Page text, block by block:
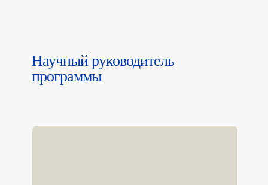
Научный руководитель
программы